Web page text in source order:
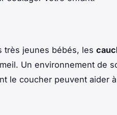
très jeunes bébés, les
Un environnement de
le coucher peuvent aider